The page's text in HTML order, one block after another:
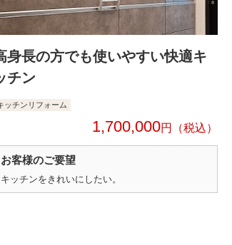
身長の方でも使いやすい快適キ
チン
ッチンリフォーム
1,700,000円
お客様のご要望
キッチンをきれいにしたい。